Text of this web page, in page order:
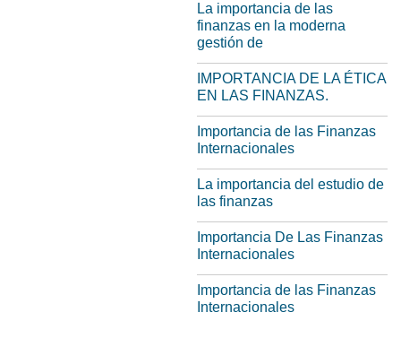
La importancia de las
finanzas en la moderna
gestión de
IMPORTANCIA DE LA ÉTICA
EN LAS FINANZAS.
Importancia de las Finanzas
Internacionales
La importancia del estudio de
las finanzas
Importancia De Las Finanzas
Internacionales
Importancia de las Finanzas
Internacionales